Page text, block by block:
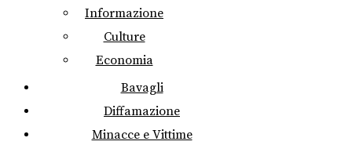
Informazione
Culture
Economia
Bavagli
Diffamazione
Minacce e Vittime